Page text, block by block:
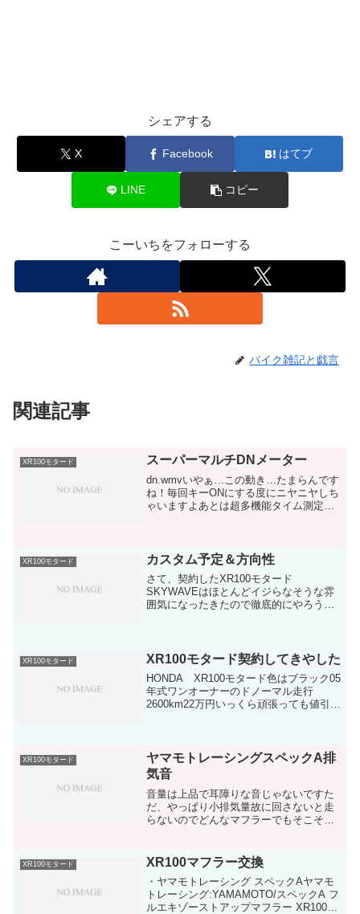
シェアする
X Facebook はてブ
LINE コピー
こーいちをフォローする
バイク雑記と戯言
関連記事
XR100モタード スーパーマルチDNメーター
dn.wmvいやぁ…この動き…たまらんです
ね！毎回キーONにする度にニヤニヤしち
ゃいますよあとは超多機能タイム測定が
認性も抜群！最高...
XR100モタード カスタム予定＆方向性
さて、契約したXR100モタード
SKYWAVEはほとんどイジらなそうな雰
囲気になったきたので徹底的にやろうか
SPタケ...
XR100モタード XR100モタード契約してきやした
HONDA XR100モタード色はブラック05
年式ワンオーナーのドノーマル走行
2600km22万円いっくら頑張っても値引き
XR100モタード
ヤマモトレーシングスペックA排
気音
音量は上品で耳障りな音じゃないですた
だ、やっぱり小排気量故に回さないと走
らないのでどんなマフラーでもそこそこ
転時は非常に心地良い低音で良い感じで
す見た目も最高ですそして...
XR100モタード XR100マフラー交換
・ヤマモトレーシング スペックAヤマモ
トレーシング:YAMAMOTO/スペックA フ
ルエキゾーストアップマフラー XR100モ